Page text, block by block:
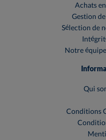
Achats
Gestion
Sélection de
Notre
Qui
Conditions